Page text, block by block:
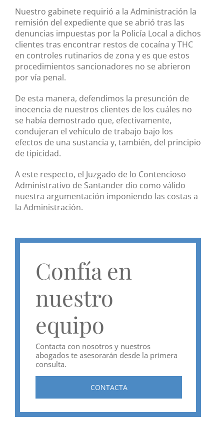
Nuestro gabinete requirió a la Administración la
remisión del expediente que se abrió tras las
denuncias impuestas por la Policía Local a dichos
clientes tras encontrar restos de cocaína y THC
en controles rutinarios de zona y es que estos
procedimientos sancionadores no se abrieron
por vía penal.
De esta manera, defendimos la presunción de
inocencia de nuestros clientes de los cuáles no
se había demostrado que, efectivamente,
condujeran el vehículo de trabajo bajo los
efectos de una sustancia y, también, del principio
de tipicidad.
A este respecto, el Juzgado de lo Contencioso
Administrativo de Santander dio como válido
nuestra argumentación imponiendo las costas a
la Administración.
Confía en
nuestro
equipo
Contacta con nosotros y nuestros
abogados te asesorarán desde la primera
consulta.
CONTACTA